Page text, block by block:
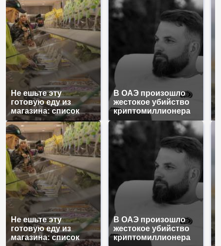
Не ешьте эту
готовую еду из
магазина: список
В ОАЭ произошло
жестокое убийство
криптомиллионера
Не ешьте эту
готовую еду из
магазина: список
В ОАЭ произошло
жестокое убийство
криптомиллионера